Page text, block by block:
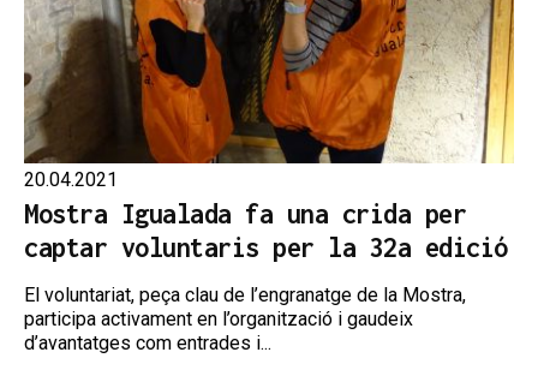
20.04.2021
Mostra Igualada fa una crida per
captar voluntaris per la 32a edició
El voluntariat, peça clau de l’engranatge de la Mostra,
participa activament en l’organització i gaudeix
d’avantatges com entrades i...